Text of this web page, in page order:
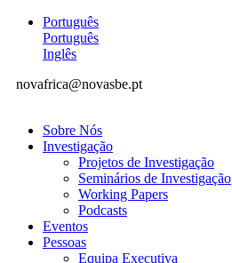
Português
Português
Inglês
novafrica@novasbe.pt
Sobre Nós
Investigação
Projetos de Investigação
Seminários de Investigação
Working Papers
Podcasts
Eventos
Pessoas
Equipa Executiva